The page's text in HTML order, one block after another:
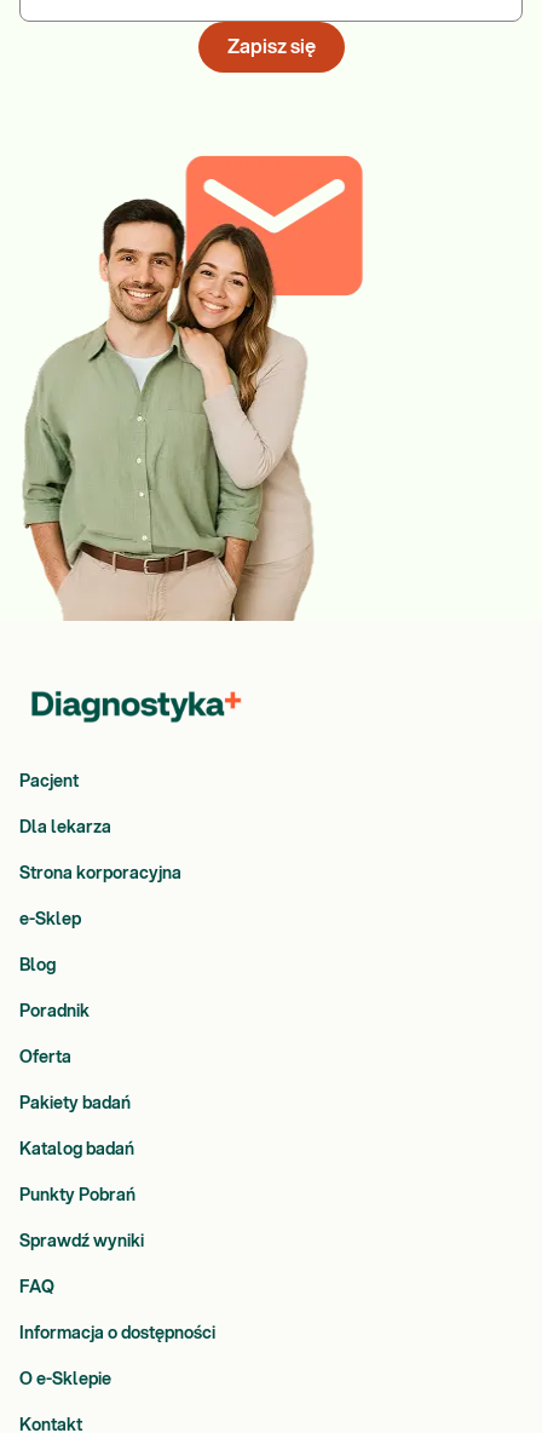
Zapisz się
Pacjent
Dla lekarza
Strona korporacyjna
e-Sklep
Blog
Poradnik
Oferta
Pakiety badań
Katalog badań
Punkty Pobrań
Sprawdź wyniki
FAQ
Informacja o dostępności
O e-Sklepie
Kontakt